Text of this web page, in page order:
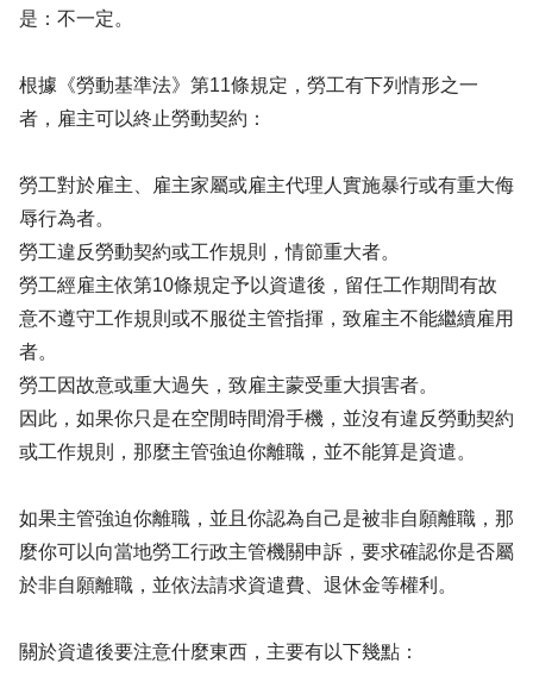
是：不一定。
根據《勞動基準法》第11條規定，勞工有下列情形之一
者，雇主可以終止勞動契約：
勞工對於雇主、雇主家屬或雇主代理人實施暴行或有重大侮
辱行為者。
勞工違反勞動契約或工作規則，情節重大者。
勞工經雇主依第10條規定予以資遣後，留任工作期間有故
意不遵守工作規則或不服從主管指揮，致雇主不能繼續雇用
者。
勞工因故意或重大過失，致雇主蒙受重大損害者。
因此，如果你只是在空閒時間滑手機，並沒有違反勞動契約
或工作規則，那麼主管強迫你離職，並不能算是資遣。
如果主管強迫你離職，並且你認為自己是被非自願離職，那
麼你可以向當地勞工行政主管機關申訴，要求確認你是否屬
於非自願離職，並依法請求資遣費、退休金等權利。
關於資遣後要注意什麼東西，主要有以下幾點：